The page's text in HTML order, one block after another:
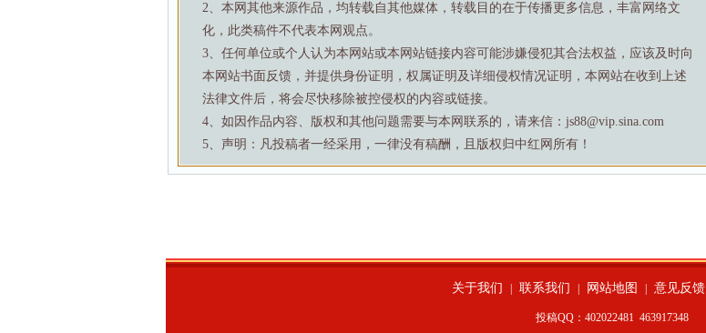
2、本网其他来源作品，均转载自其他媒体，转载目的在于传播更多信息，丰富网络文
化，此类稿件不代表本网观点。
3、任何单位或个人认为本网站或本网站链接内容可能涉嫌侵犯其合法权益，应该及时向
本网站书面反馈，并提供身份证明，权属证明及详细侵权情况证明，本网站在收到上述
法律文件后，将会尽快移除被控侵权的内容或链接。
4、如因作品内容、版权和其他问题需要与本网联系的，请来信：js88@vip.sina.com
5、声明：凡投稿者一经采用，一律没有稿酬，且版权归中红网所有！
关于我们 联系我们 网站地图 意见反馈
投稿QQ：402022481 463917348